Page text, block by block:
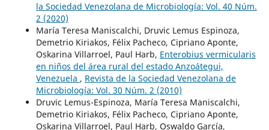
la Sociedad Venezolana de Microbiología: Vol. 40 Núm.
2 (2020)
María Teresa Maniscalchi, Druvic Lemus Espinoza,
Demetrio Kiriakos, Félix Pacheco, Cipriano Aponte,
Oskarina Villarroel, Paul Harb, Enterobius vermicularis
en niños del área rural del estado Anzoátegui,
Venezuela , Revista de la Sociedad Venezolana de
Microbiología: Vol. 30 Núm. 2 (2010)
Druvic Lemus-Espinoza, María Teresa Maniscalchi,
Demetrio Kiriakos, Félix Pacheco, Cipriano Aponte,
Oskarina Villarroel, Paul Harb, Oswaldo García,